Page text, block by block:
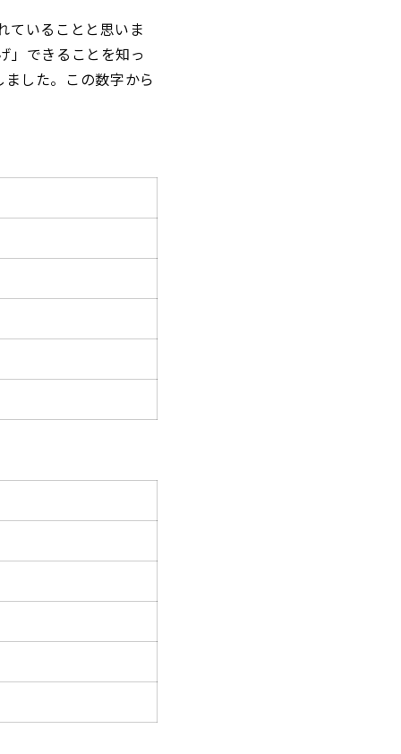
ていることと思いま
」できることを知っ
した。この数字から